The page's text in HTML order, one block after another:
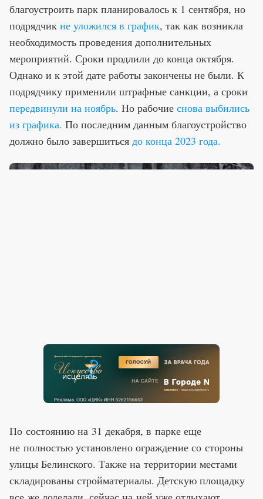
благоустроить парк планировалось к 1 сентября, но
подрядчик не уложился в график, так как возникла
необходимость проведения дополнительных
мероприятий. Сроки продлили до конца октября.
Однако и к этой дате работы закончены не были. К
подрядчику применили штрафные санкции, а сроки
передвинули на ноябрь. Но рабочие снова выбились
из графика. По последним данным благоустройство
должно было завершиться до конца 2023 года.
По состоянию на 31 декабря, в парке еще
не полностью установлено ограждение со стороны
улицы Белинского. Также на территории местами
складированы стройматериалы. Детскую площадку